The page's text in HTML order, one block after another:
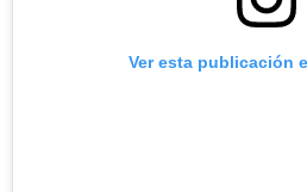
Ver esta publicación